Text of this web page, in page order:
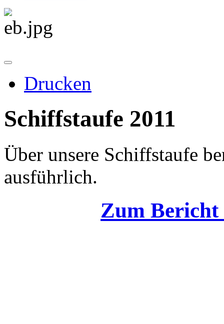
Drucken
Schiffstaufe 2011
Über unsere Schiffstaufe
ausführlich.
Zum